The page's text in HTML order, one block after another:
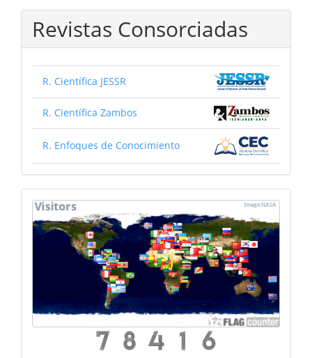
Revistas Consorciadas
R. Científica JESSR
R. Científica Zambos
R. Enfoques de Conocimiento
mapa